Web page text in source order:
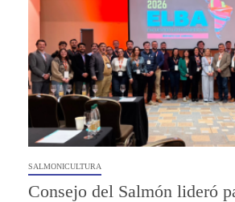
SALMONICULTURA
Consejo del Salmón lideró